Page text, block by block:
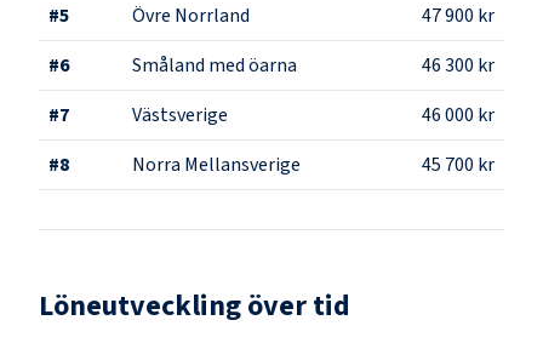
#5 Övre Norrland
47 900 kr
#6 Småland med öarna
46 300 kr
#7 Västsverige
46 000 kr
#8 Norra Mellansverige 45 700 kr
Löneutveckling över tid